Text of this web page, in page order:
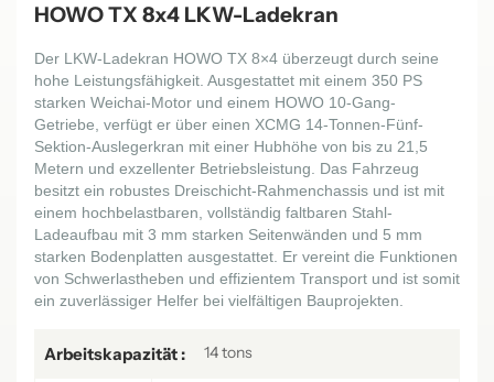
HOWO TX 8x4 LKW-Ladekran
Der LKW-Ladekran HOWO TX 8×4 überzeugt durch seine
hohe Leistungsfähigkeit. Ausgestattet mit einem 350 PS
starken Weichai-Motor und einem HOWO 10-Gang-
Getriebe, verfügt er über einen XCMG 14-Tonnen-Fünf-
Sektion-Auslegerkran mit einer Hubhöhe von bis zu 21,5
Metern und exzellenter Betriebsleistung. Das Fahrzeug
besitzt ein robustes Dreischicht-Rahmenchassis und ist mit
einem hochbelastbaren, vollständig faltbaren Stahl-
Ladeaufbau mit 3 mm starken Seitenwänden und 5 mm
starken Bodenplatten ausgestattet. Er vereint die Funktionen
von Schwerlastheben und effizientem Transport und ist somit
ein zuverlässiger Helfer bei vielfältigen Bauprojekten.
Arbeitskapazität : 14 tons